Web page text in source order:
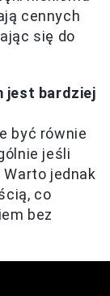
cennych
się do
jest bardziej
być równie
jeśli
jednak
co
bez